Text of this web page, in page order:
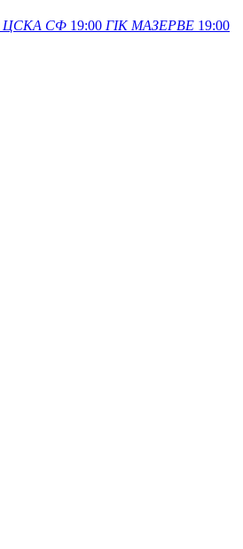
ЦСКА СФ 19:00 ГІК МАЗЕРВЕ 19:00